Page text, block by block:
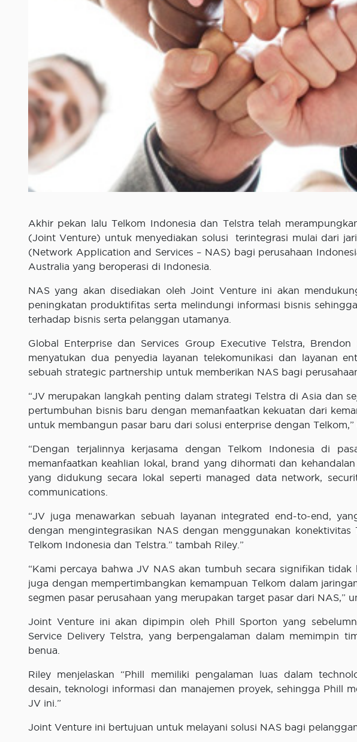
Akhir pekan lalu Telkom Indonesia dan Telstra telah
(Joint Venture) untuk menyediakan solusi terintegrasi mulai dari
(Network Application and Services – NAS) bagi perusahaan
Australia yang beroperasi di Indonesia.
NAS yang akan disediakan oleh Joint Venture ini akan
peningkatan produktifitas serta melindungi informasi bisnis
terhadap bisnis serta pelanggan utamanya.
Global Enterprise dan Services Group Executive Telstra,
menyatukan dua penyedia layanan telekomunikasi dan layanan
sebuah strategic partnership untuk memberikan NAS bagi
“JV merupakan langkah penting dalam strategi Telstra di Asia dan
pertumbuhan bisnis baru dengan memanfaatkan kekuatan dari
untuk membangun pasar baru dari solusi enterprise dengan Telkom,”
“Dengan terjalinnya kerjasama dengan Telkom Indonesia di
memanfaatkan keahlian lokal, brand yang dihormati dan
yang didukung secara lokal seperti managed data network,
communications.
“JV juga menawarkan sebuah layanan integrated end-to-end,
dengan mengintegrasikan NAS dengan menggunakan
Telkom Indonesia dan Telstra.” tambah Riley.”
“Kami percaya bahwa JV NAS akan tumbuh secara signifikan
juga dengan mempertimbangkan kemampuan Telkom dalam
segmen pasar perusahaan yang merupakan target pasar dari NAS,”
Joint Venture ini akan dipimpin oleh Phill Sporton yang
Service Delivery Telstra, yang berpengalaman dalam memimpin
benua.
Riley menjelaskan “Phill memiliki pengalaman luas dalam
desain, teknologi informasi dan manajemen proyek, sehingga Phill
JV ini.”
Joint Venture ini bertujuan untuk melayani solusi NAS bagi